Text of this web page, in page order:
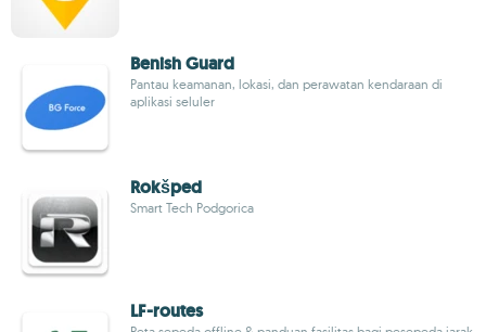
Benish Guard
Pantau keamanan, lokasi, dan perawatan kendaraan di
aplikasi seluler
Rokšped
Smart Tech Podgorica
LF-routes